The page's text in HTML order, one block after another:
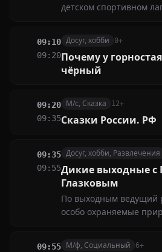
детском спортивном
по имени Феликс.
мальчик должен
происходящим вокруг
в космос
09:10
09:20
Досуг, хобби 0+
Почему у
чёрный
09:20
09:35
М/с, Сказка 12+
Сказки России. РФ
09:35
09:55
Досуг, хобби, Развлечения
Дикие выходные с
Глазковым
По выходным ведущий
особо охраняемые
09:55 М/ф, Социальный 6+